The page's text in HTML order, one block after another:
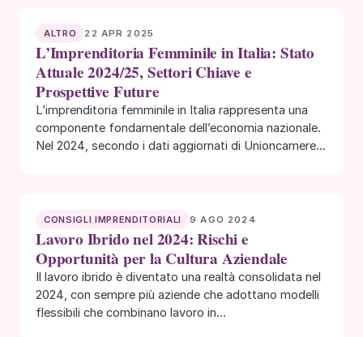
ALTRO 22 APR 2025
L’Imprenditoria Femminile in Italia: Stato
Attuale 2024/25, Settori Chiave e
Prospettive Future
L’imprenditoria femminile in Italia rappresenta una
componente fondamentale dell’economia nazionale.
Nel 2024, secondo i dati aggiornati di Unioncamere e
CONSIGLI IMPRENDITORIALI 9 AGO 2024
Lavoro Ibrido nel 2024: Rischi e
Opportunità per la Cultura Aziendale
Il lavoro ibrido è diventato una realtà consolidata nel
2024, con sempre più aziende che adottano modelli
flessibili che combinano lavoro in…